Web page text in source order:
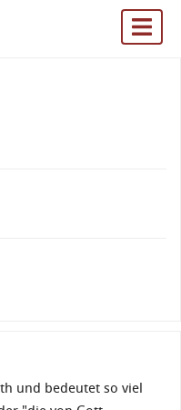
und bedeutet so viel